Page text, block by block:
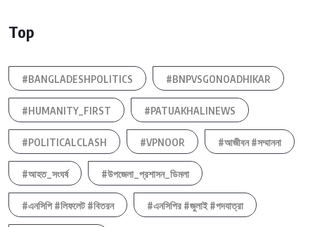
Top
#BANGLADESHPOLITICS #BNPVSGONOADHIKAR
#HUMANITY_FIRST #PATUAKHALINEWS
#POLITICALCLASH #VPNOOR #আজীবন #সম্মাননা
#আহত_সংঘর্ষ #উপজেলা_প্রশাসন_ডিমলা
#এনসিপি #লিফলেট #বিতরন #এনসিপির #জুলাই #পদযাত্রা